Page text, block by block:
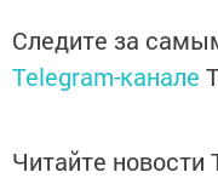
Следите за
Telegram-канале
Читайте новости